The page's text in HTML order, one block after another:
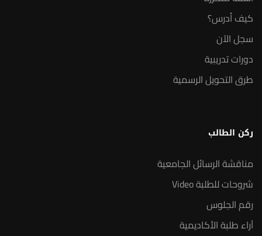
كيف أدرس؟
سجل الآن
دورات تدريبية
طرق التحويل الرسمية
ركن الطالب
مناقشة الرسائل الجامعية
شروحات للطلبة Video
رقم الجلوس
آراء طلبة الأكاديمية